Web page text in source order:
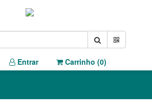
Entrar Carrinho (0)